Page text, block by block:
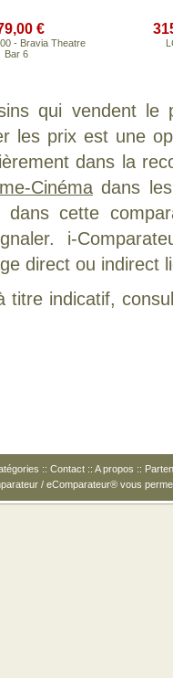
€
- Bravia Theatre
Bar 6
qui vendent le
les prix est une
dans la
Cinémadans les
dans cette
i-
direct ou indirect
titre indicatif,
:: Contact :: A propos ::
/ eComparateur® vous